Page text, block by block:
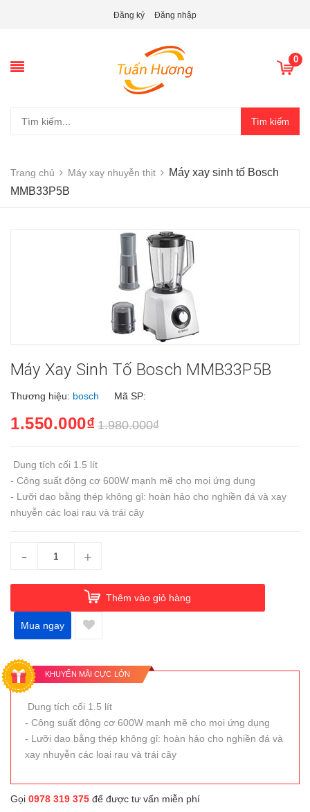
Đăng ký Đăng nhập
0
Tìm kiếm
Trang chủ Máy xay nhuyễn thịt
Máy xay sinh tố Bosch
MMB33P5B
Máy Xay Sinh Tố Bosch MMB33P5B
Thương hiệu: bosch Mã SP:
1.550.000₫ 1.980.000₫
Dung tích cối 1.5 lít
- Công suất động cơ 600W mạnh mẽ cho mọi ứng dụng
- Lưỡi dao bằng thép không gỉ: hoàn hảo cho nghiền đá và xay
nhuyễn các loại rau và trái cây
- +
Thêm vào giỏ hàng
Mua ngay
KHUYẾN MÃI CỰC LỚN
Dung tích cối 1.5 lít
- Công suất động cơ 600W mạnh mẽ cho mọi ứng dụng
- Lưỡi dao bằng thép không gỉ: hoàn hảo cho nghiền đá và
xay nhuyễn các loại rau và trái cây
Gọi 0978 319 375 để được tư vấn miễn phí